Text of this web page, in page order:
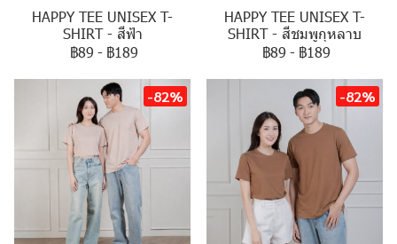
HAPPY TEE UNISEX T-
SHIRT - สีฟ้า
฿89 - ฿189
HAPPY TEE UNISEX T-
SHIRT - สีชมพูกุหลาบ
฿89 - ฿189
-82% -82%